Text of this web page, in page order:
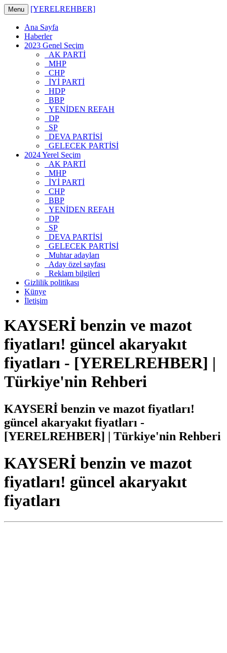
Menu [YERELREHBER]
Ana Sayfa
Haberler
2023 Genel Seçim
AK PARTİ
MHP
CHP
İYİ PARTİ
HDP
BBP
YENİDEN REFAH
DP
SP
DEVA PARTİSİ
GELECEK PARTİSİ
2024 Yerel Seçim
AK PARTİ
MHP
İYİ PARTİ
CHP
BBP
YENİDEN REFAH
DP
SP
DEVA PARTİSİ
GELECEK PARTİSİ
Muhtar adayları
Aday özel sayfası
Reklam bilgileri
Gizlilik politikası
Künye
İletişim
KAYSERİ benzin ve mazot
fiyatları! güncel akaryakıt
fiyatları - [YERELREHBER] |
Türkiye'nin Rehberi
KAYSERİ benzin ve mazot fiyatları!
güncel akaryakıt fiyatları -
[YERELREHBER] | Türkiye'nin Rehberi
KAYSERİ benzin ve mazot
fiyatları! güncel akaryakıt
fiyatları